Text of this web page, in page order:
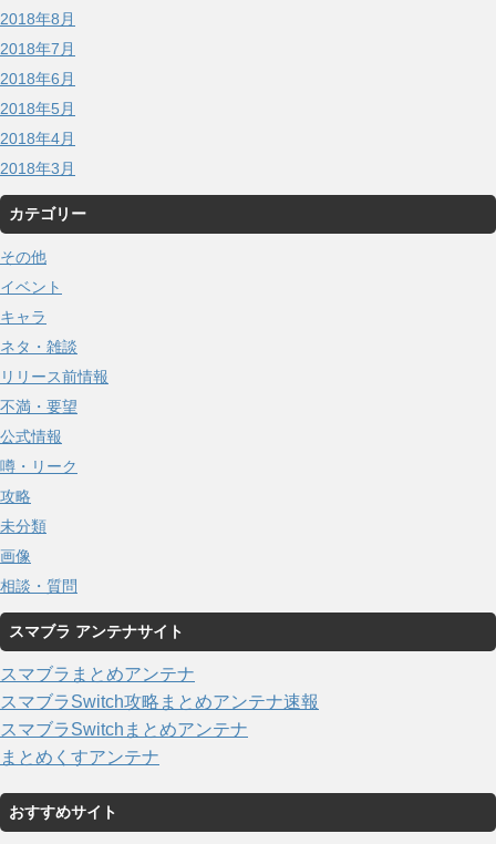
2018年8月
2018年7月
2018年6月
2018年5月
2018年4月
2018年3月
カテゴリー
その他
イベント
キャラ
ネタ・雑談
リリース前情報
不満・要望
公式情報
噂・リーク
攻略
未分類
画像
相談・質問
スマブラ アンテナサイト
スマブラまとめアンテナ
スマブラSwitch攻略まとめアンテナ速報
スマブラSwitchまとめアンテナ
まとめくすアンテナ
おすすめサイト